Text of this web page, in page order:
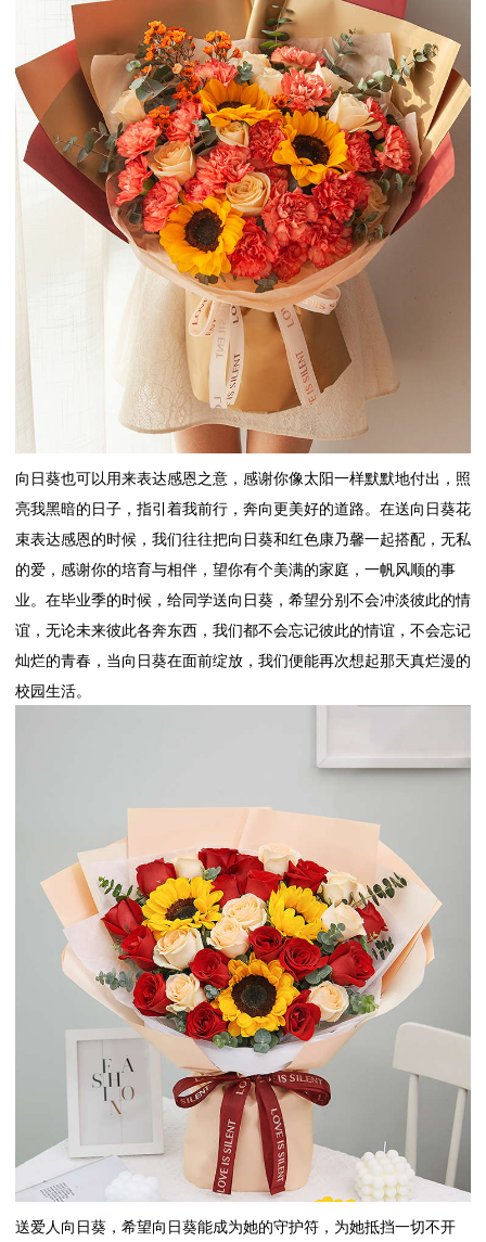
向日葵也可以用来表达感恩之意，感谢你像太阳一样默默地付出，照
亮我黑暗的日子，指引着我前行，奔向更美好的道路。在送向日葵花
束表达感恩的时候，我们往往把向日葵和红色康乃馨一起搭配，无私
的爱，感谢你的培育与相伴，望你有个美满的家庭，一帆风顺的事
业。在毕业季的时候，给同学送向日葵，希望分别不会冲淡彼此的情
谊，无论未来彼此各奔东西，我们都不会忘记彼此的情谊，不会忘记
灿烂的青春，当向日葵在面前绽放，我们便能再次想起那天真烂漫的
校园生活。
送爱人向日葵，希望向日葵能成为她的守护符，为她抵挡一切不开